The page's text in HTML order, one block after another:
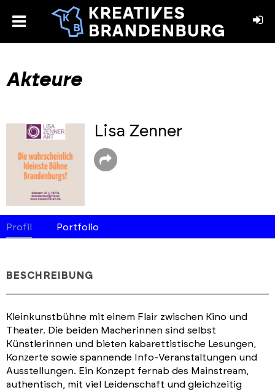
toggle
Akteure
Lisa Zenner
Profil Portfolio
BESCHREIBUNG
Kleinkunstbühne mit einem Flair zwischen Kino und
Theater. Die beiden Macherinnen sind selbst
Künstlerinnen und bieten kabarettistische Lesungen,
Konzerte sowie spannende Info-Veranstaltungen und
Ausstellungen. Ein Konzept fernab des Mainstream,
authentisch, mit viel Leidenschaft und gleichzeitig